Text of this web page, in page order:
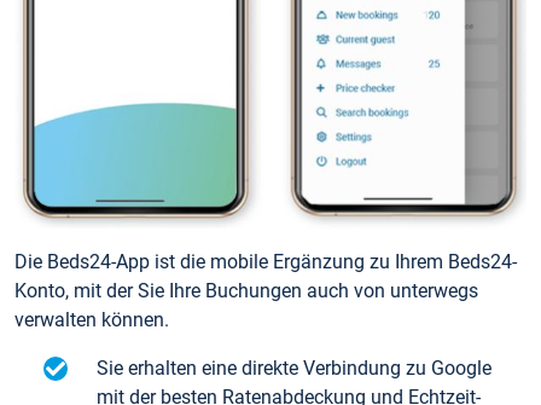
Die Beds24-App ist die mobile Ergänzung zu Ihrem Beds24-
Konto, mit der Sie Ihre Buchungen auch von unterwegs
verwalten können.
Sie erhalten eine direkte Verbindung zu Google
mit der besten Ratenabdeckung und Echtzeit-